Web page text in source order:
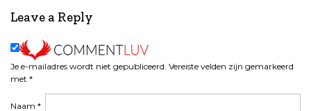
t
i
e
Leave a Reply
Je e-mailadres wordt niet gepubliceerd. Vereiste velden zijn gemarkeerd
met *
Naam *